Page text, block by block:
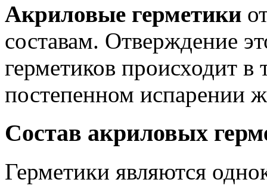
Акриловые герметики
составам. Отверждение
герметиков происходит в
постепенном испарении
Состав акриловых
Герметики являются